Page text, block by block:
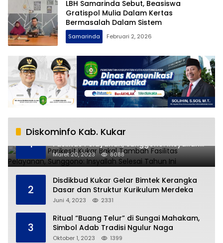
LBH Samarinda Sebut, Beasiswa
Gratispol Mulia Dalam Kertas
Bermasalah Dalam Sistem
Samarinda Februari 2, 2026
Diskominfo Kab. Kukar
1
RSUD AM Parikesit Kukar Bakal Tambah
Fasilitas Pelayanan, Sunggono: Insyallah
Selesai Tahun Ini
Maret 20, 2023 8088
2
Disdikbud Kukar Gelar Bimtek Kerangka
Dasar dan Struktur Kurikulum Merdeka
Juni 4, 2023 2331
3
Ritual “Buang Telur” di Sungai Mahakam,
Simbol Adab Tradisi Ngulur Naga
Oktober 1, 2023 1399